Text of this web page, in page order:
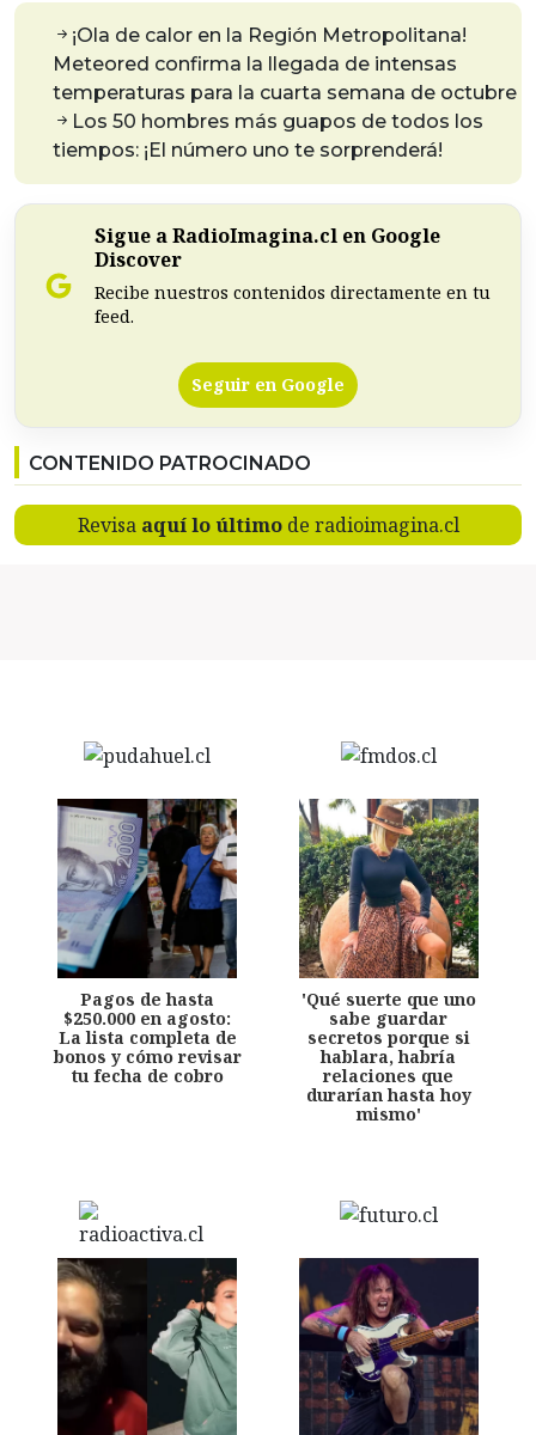
¡Ola de calor en la Región Metropolitana!
Meteored confirma la llegada de intensas
temperaturas para la cuarta semana de octubre
Los 50 hombres más guapos de todos los
tiempos: ¡El número uno te sorprenderá!
Sigue a RadioImagina.cl en Google
Discover
Recibe nuestros contenidos directamente en tu
feed.
Seguir en Google
CONTENIDO PATROCINADO
Revisa aquí lo últimode radioimagina.cl
Pagos de hasta
$250.000 en agosto:
La lista completa de
bonos y cómo revisar
tu fecha de cobro
'Qué suerte que uno
sabe guardar
secretos porque si
hablara, habría
relaciones que
durarían hasta hoy
mismo'